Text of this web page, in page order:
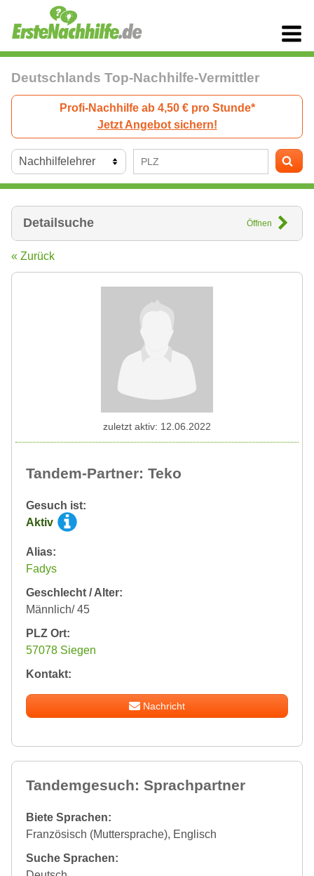
Deutschlands Top-Nachhilfe-Vermittler
Profi-Nachhilfe ab 4,50 € pro Stunde*
Jetzt Angebot sichern!
Detailsuche Öffnen
« Zurück
Tandem-Partner: Teko
Gesuch ist:
Aktiv
Alias:
Fadys
Geschlecht / Alter:
Männlich/ 45
PLZ Ort:
57078 Siegen
Kontakt:
Nachricht
zuletzt aktiv: 12.06.2022
Tandemgesuch: Sprachpartner
Biete Sprachen:
Französisch (Muttersprache), Englisch
Suche Sprachen: